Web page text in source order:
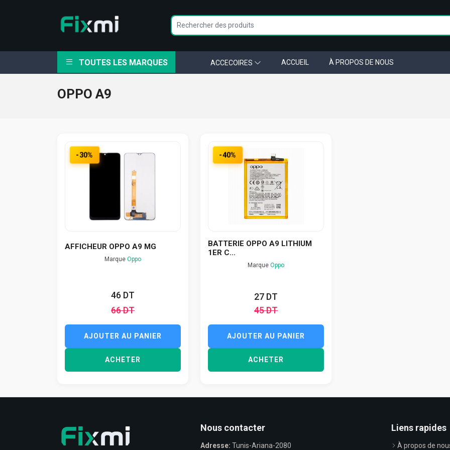
TOUTES LES MARQUES ACCECOIRES ACCUEIL À PROPOS DE NOUS
OPPO A9
-30%
AFFICHEUR OPPO A9 MG
Marque Oppo
46 DT
66 DT
AJOUTER AU PANIER
ACHETER
-40%
BATTERIE OPPO A9 LITHIUM
1ER C...
Marque Oppo
27 DT
45 DT
AJOUTER AU PANIER
ACHETER
Nous contacter
Adresse: Tunis-Ariana-2080
Liens rapides
À propos de